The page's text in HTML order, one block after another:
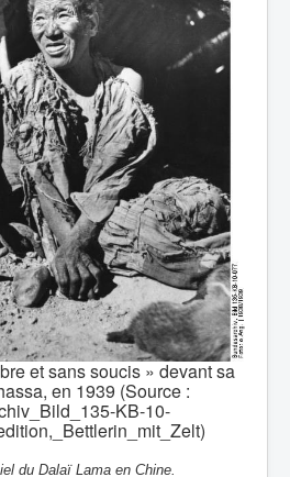
et sans soucis » devant sa
en 1939 (Source :
KB-10-
du Dalaï Lama en Chine.